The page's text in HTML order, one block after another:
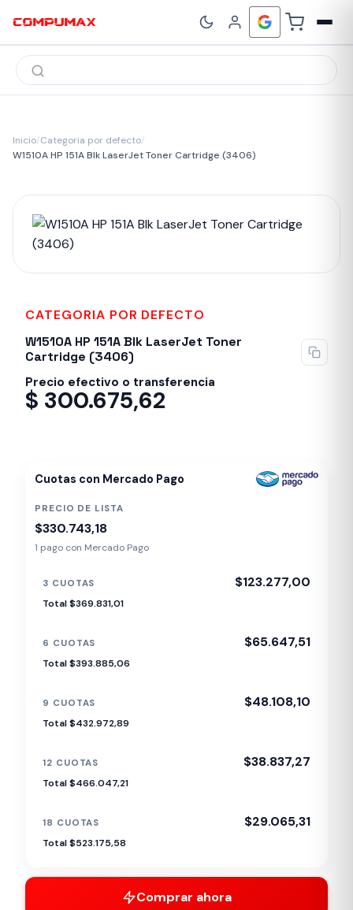
Búsqueda
de
productos
Inicio/Categoria por defecto/
W1510A HP 151A Blk LaserJet Toner Cartridge (3406)
CATEGORIA POR DEFECTO
W1510A HP 151A Blk LaserJet Toner
Cartridge (3406)
Precio efectivo o transferencia
$ 300.675,62
Cuotas con Mercado Pago
PRECIO DE LISTA
$330.743,18
1 pago con Mercado Pago
3 CUOTAS $123.277,00
Total $369.831,01
6 CUOTAS $65.647,51
Total $393.885,06
9 CUOTAS $48.108,10
Total $432.972,89
12 CUOTAS $38.837,27
Total $466.047,21
18 CUOTAS $29.065,31
Total $523.175,58
Comprar ahora